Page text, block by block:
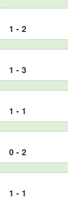
1 - 2
1 - 3
1 - 1
0 - 2
1 - 1